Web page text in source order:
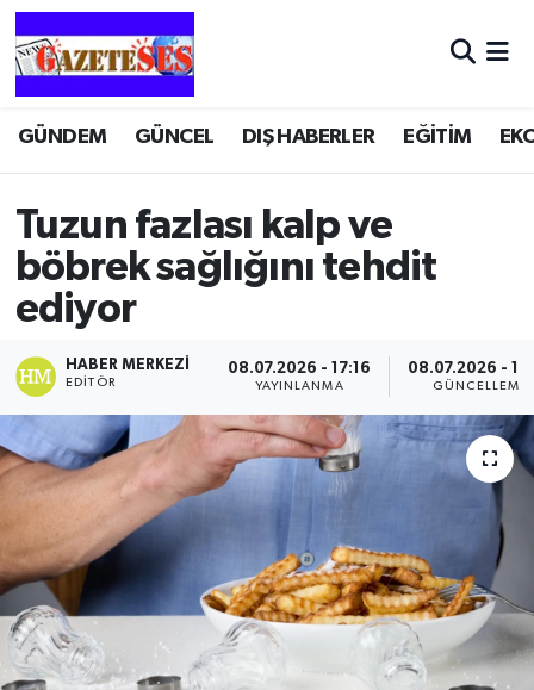
GÜNDEM GÜNCEL DIŞ HABERLER EĞİTİM
Tuzun fazlası kalp ve
böbrek sağlığını tehdit
ediyor
HABER MERKEZI
EDITÖR
08.07.2026 - 17:16
YAYINLANMA
08.07.2026 -
GÜNCELLEME